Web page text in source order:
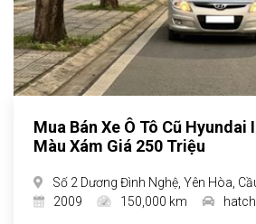
Mua Bán Xe Ô Tô Cũ Hyundai
Màu Xám Giá 250 Triệu
Số 2 Dương Đình Nghệ, Yên Hòa,
2009
150,000 km